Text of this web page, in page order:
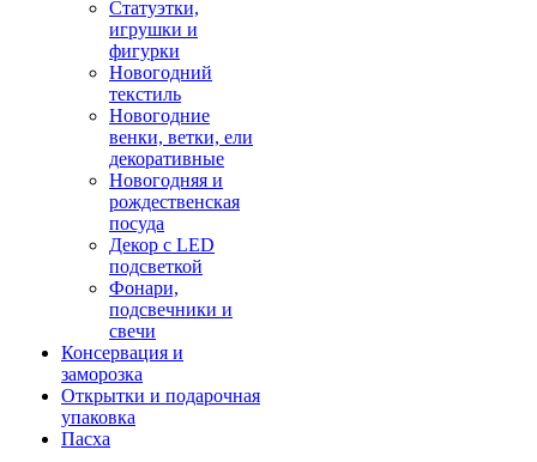
Статуэтки,
игрушки и
фигурки
Новогодний
текстиль
Новогодние
венки, ветки, ели
декоративные
Новогодняя и
рождественская
посуда
Декор с LED
подсветкой
Фонари,
подсвечники и
свечи
Консервация и
заморозка
Открытки и подарочная
упаковка
Пасха